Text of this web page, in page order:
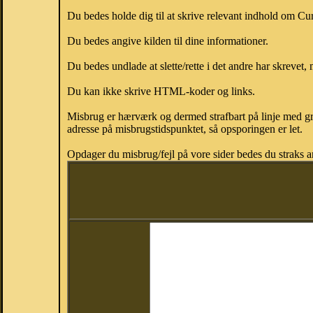
Du bedes holde dig til at skrive relevant indhold om
Du bedes angive kilden til dine informationer.
Du bedes undlade at slette/rette i det andre har
Du kan ikke skrive HTML-koder og links.
Misbrug er hærværk og dermed strafbart på linje med
adresse på misbrugstidspunktet, så opsporingen er let.
Opdager du misbrug/fejl på vore sider bedes du straks